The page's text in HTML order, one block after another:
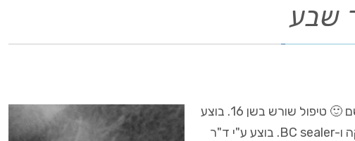
שבע
דו – מימד לעומת תלת – מימד, דברים שרואים מכאן לא רואים משם 🙂 טיפול שורש בשן 16. בוצע
עם מערכת Protaper Next ו-Hyflex. סתימת שורש – גוטה פרקה ו-BC sealer. בוצע ע"י ד"ר